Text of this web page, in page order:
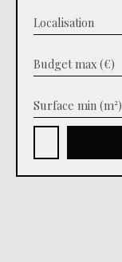
Localisation
Budget max (€)
Surface min (m²)